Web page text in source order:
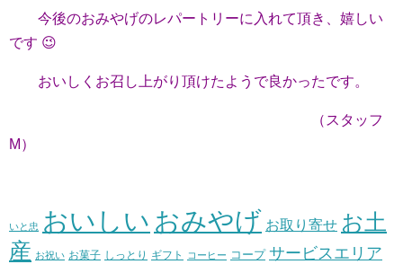
今後のおみやげのレパートリーに入れて頂き、嬉しい
です 😉
おいしくお召し上がり頂けたようで良かったです。
（スタッフ
M）
いと忠 おいしい おみやげ お取り寄せ お土
産 お祝い お菓子 しっとり ギフト コーヒー コープ サービスエリア